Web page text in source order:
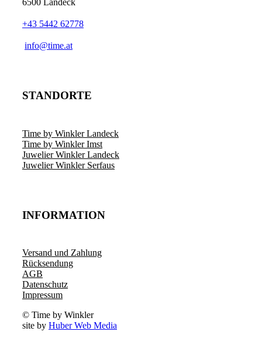
6500 Landeck
+43 5442 62778
­info@time.at
STANDORTE
Time by Winkler Landeck
Time by Winkler Imst
Juwelier Winkler Landeck
Juwelier Winkler Serfaus
INFORMATION
Versand und Zahlung
Rücksendung
AGB
Datenschutz
Impressum
© Time by Winkler
site by Huber Web Media